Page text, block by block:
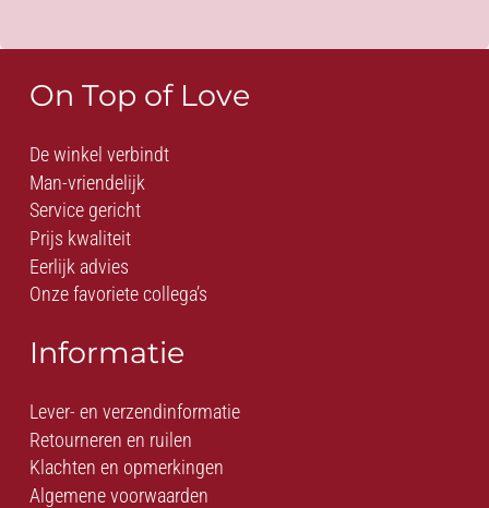
On Top of Love
De winkel verbindt
Man-vriendelijk
Service gericht
Prijs kwaliteit
Eerlijk advies
Onze favoriete collega’s
Informatie
Lever- en verzendinformatie
Retourneren en ruilen
Klachten en opmerkingen
Algemene voorwaarden